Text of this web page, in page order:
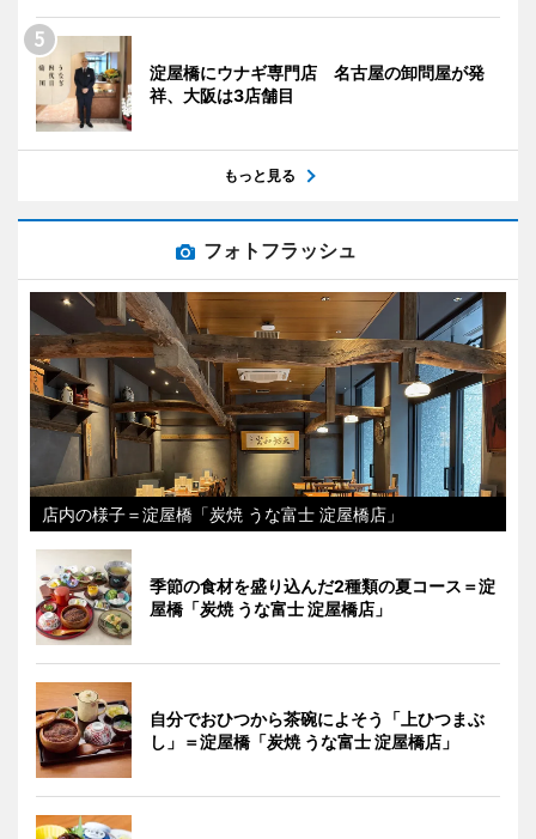
淀屋橋にウナギ専門店 名古屋の卸問屋が発
祥、大阪は3店舗目
もっと見る
フォトフラッシュ
店内の様子＝淀屋橋「炭焼 うな富士 淀屋橋店」
季節の食材を盛り込んだ2種類の夏コース＝淀
屋橋「炭焼 うな富士 淀屋橋店」
自分でおひつから茶碗によそう「上ひつまぶ
し」＝淀屋橋「炭焼 うな富士 淀屋橋店」